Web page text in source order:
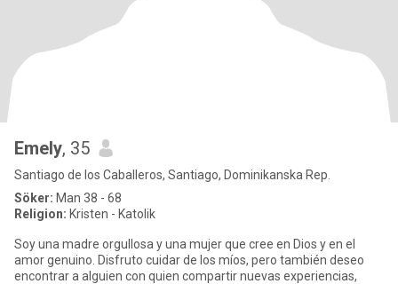
Emely, 35
Santiago de los Caballeros, Santiago, Dominikanska Rep.
Söker: Man 38 - 68
Religion: Kristen - Katolik
Soy una madre orgullosa y una mujer que cree en Dios y en el
amor genuino. Disfruto cuidar de los míos, pero también deseo
encontrar a alguien con quien compartir nuevas experiencias,